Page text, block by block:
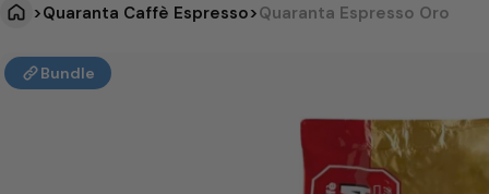
>Quaranta Caffè Espresso>Quaranta Espresso Oro
Q
Springe
zu
Bundle